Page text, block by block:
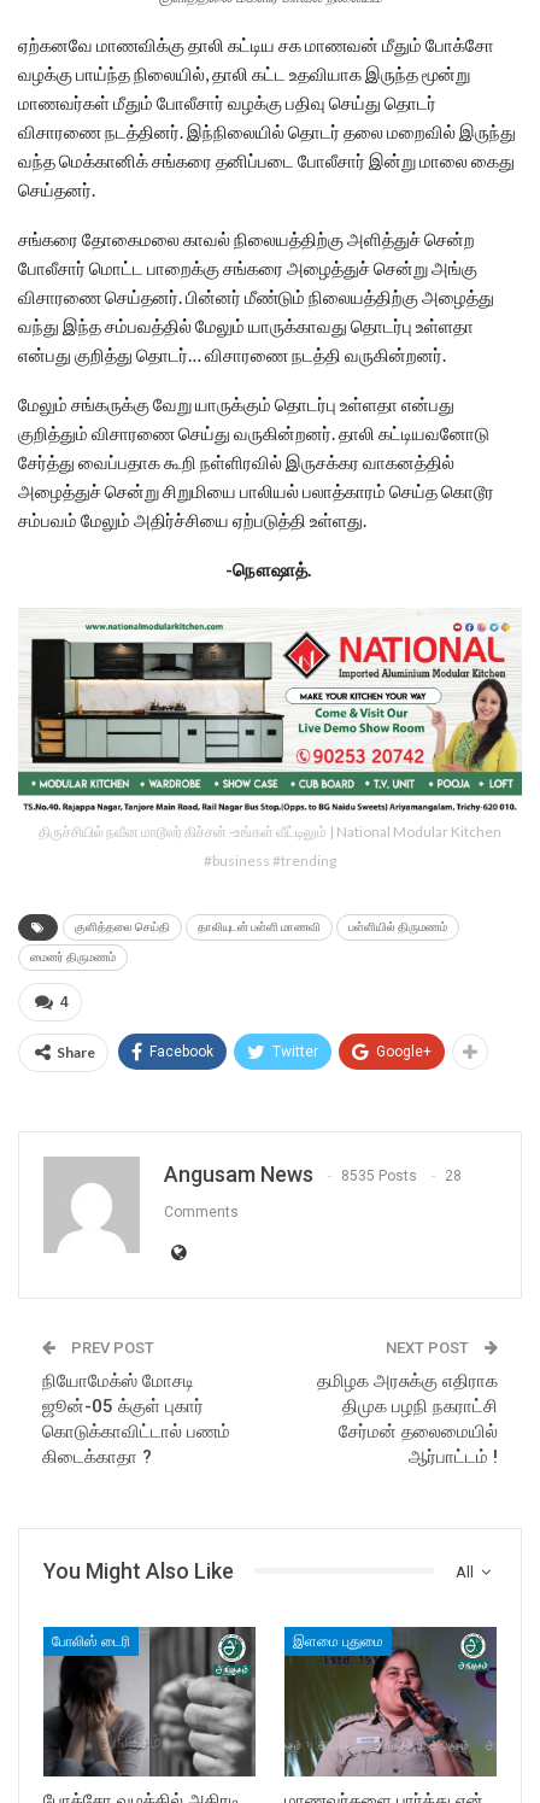
ஏற்கனவே மாணவிக்கு தாலி கட்டிய சக மாணவன் மீதும் போக்சோ
வழக்கு பாய்ந்த நிலையில், தாலி கட்ட உதவியாக இருந்த மூன்று
மாணவர்கள் மீதும் போலீசார் வழக்கு பதிவு செய்து தொடர்
விசாரணை நடத்தினர். இந்நிலையில் தொடர் தலை மறைவில் இருந்து
வந்த மெக்கானிக் சங்கரை தனிப்படை போலீசார் இன்று மாலை கைது
செய்தனர்.
சங்கரை தோகைமலை காவல் நிலையத்திற்கு அளித்துச் சென்ற
போலீசார் மொட்ட பாறைக்கு சங்கரை அழைத்துச் சென்று அங்கு
விசாரணை செய்தனர். பின்னர் மீண்டும் நிலையத்திற்கு அழைத்து
வந்து இந்த சம்பவத்தில் மேலும் யாருக்காவது தொடர்பு உள்ளதா
என்பது குறித்து தொடர்… விசாரணை நடத்தி வருகின்றனர்.
மேலும் சங்கருக்கு வேறு யாருக்கும் தொடர்பு உள்ளதா என்பது
குறித்தும் விசாரணை செய்து வருகின்றனர். தாலி கட்டியவனோடு
சேர்த்து வைப்பதாக கூறி நள்ளிரவில் இருசக்கர வாகனத்தில்
அழைத்துச் சென்று சிறுமியை பாலியல் பலாத்காரம் செய்த கொடூர
சம்பவம் மேலும் அதிர்ச்சியை ஏற்படுத்தி உள்ளது.
-நௌஷாத்.
திருச்சியில் நவீன மாடூலர் கிச்சன் -உங்கள் வீட்டிலும் | National Modular Kitchen
#business #trending
குளித்தலை செய்தி தாலியுடன் பள்ளி மாணவி பள்ளியில் திருமணம்
மைனர் திருமணம்
4
Share Facebook Twitter Google+
Angusam News 8535 Posts 28
Comments
PREV POST
நியோமேக்ஸ் மோசடி
ஜூன்-05 க்குள் புகார்
கொடுக்காவிட்டால் பணம்
கிடைக்காதா ?
NEXT POST
தமிழக அரசுக்கு எதிராக
திமுக பழநி நகராட்சி
சேர்மன் தலைமையில்
ஆர்பாட்டம் !
All
You Might Also Like
போலிஸ் டைரி இளமை புதுமை